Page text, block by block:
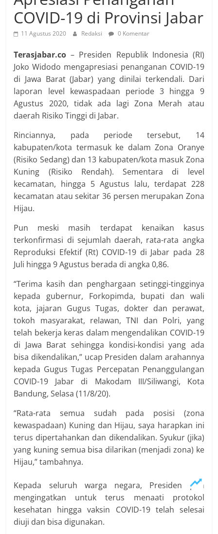
COVID-19 di Provinsi Jabar
11 Agustus 2020 Redaksi 0 Komentar
Terasjabar.co – Presiden Republik Indonesia (RI)
Joko Widodo mengapresiasi penanganan COVID-19
di Jawa Barat (Jabar) yang dinilai terkendali. Dari
laporan level kewaspadaan periode 3 hingga 9
Agustus 2020, tidak ada lagi Zona Merah atau
daerah Risiko Tinggi di Jabar.
Rinciannya, pada periode tersebut, 14
kabupaten/kota termasuk ke dalam Zona Oranye
(Risiko Sedang) dan 13 kabupaten/kota masuk Zona
Kuning (Risiko Rendah). Sementara di level
kecamatan, hingga 5 Agustus lalu, terdapat 228
kecamatan atau sekitar 36 persen merupakan Zona
Hijau.
Pun meski masih terdapat kenaikan kasus
terkonfirmasi di sejumlah daerah, rata-rata angka
Reproduksi Efektif (Rt) COVID-19 di Jabar pada 28
Juli hingga 9 Agustus berada di angka 0,86.
“Terima kasih dan penghargaan setinggi-tingginya
kepada gubernur, Forkopimda, bupati dan wali
kota, jajaran Gugus Tugas, dokter dan perawat,
tokoh masyarakat, relawan, TNI dan Polri, yang
telah bekerja keras dalam mengendalikan COVID-19
di Jawa Barat sehingga kondisi-kondisi yang ada
bisa dikendalikan,” ucap Presiden dalam arahannya
kepada Gugus Tugas Percepatan Penanggulangan
COVID-19 Jabar di Makodam III/Siliwangi, Kota
Bandung, Selasa (11/8/20).
“Rata-rata semua sudah pada posisi (zona
kewaspadaan) Kuning dan Hijau, saya harapkan ini
terus dipertahankan dan dikendalikan. Syukur (jika)
yang kuning semua bisa dilarikan (menjadi zona) ke
Hijau,” tambahnya.
Kepada seluruh warga negara, Presiden pun
mengingatkan untuk terus menaati protokol
kesehatan hingga vaksin COVID-19 telah selesai
diuji dan bisa digunakan.